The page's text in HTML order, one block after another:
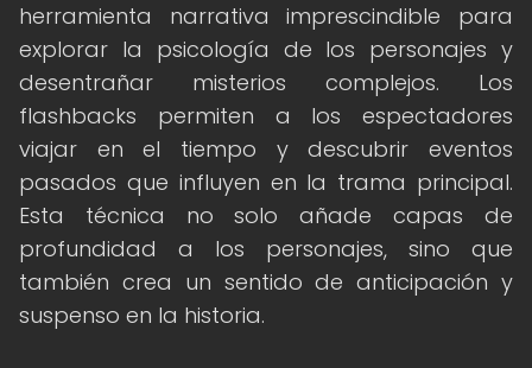
herramienta narrativa imprescindible para
explorar la psicología de los personajes y
desentrañar misterios complejos. Los
flashbacks permiten a los espectadores
viajar en el tiempo y descubrir eventos
pasados que influyen en la trama principal.
Esta técnica no solo añade capas de
profundidad a los personajes, sino que
también crea un sentido de anticipación y
suspenso en la historia.